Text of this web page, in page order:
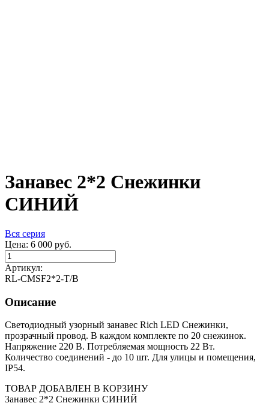
Занавес 2*2 Снежинки
СИНИЙ
Вся серия
Цена: 6 000 руб.
Артикул:
RL-CMSF2*2-T/B
Описание
Светодиодный узорный занавес Rich LED Снежинки,
прозрачный провод. В каждом комплекте по 20 снежинок.
Напряжение 220 В. Потребляемая мощность 22 Вт.
Количество соединений - до 10 шт. Для улицы и помещения,
IP54.
ТОВАР ДОБАВЛЕН В КОРЗИНУ
Занавес 2*2 Снежинки СИНИЙ